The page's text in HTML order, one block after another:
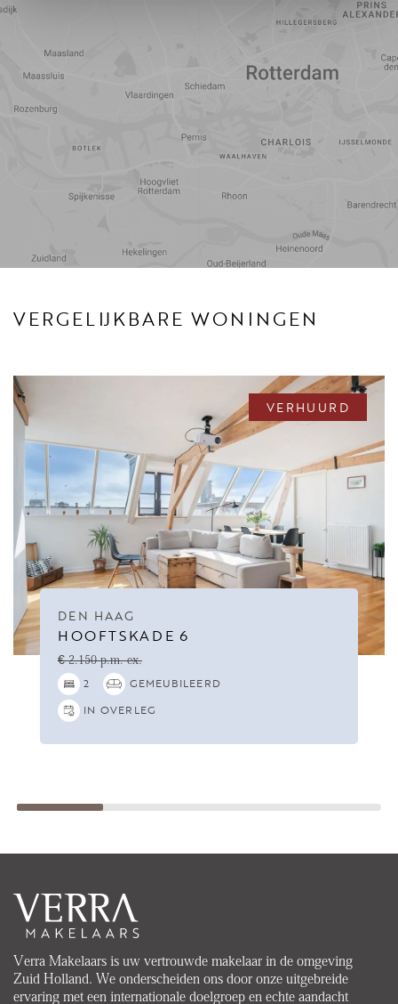
Voorzieningen
VERGELIJKBARE WONINGEN
VERHUURD
DEN HAAG
HOOFTSKADE 6
€ 2.150 p.m. ex.
2
GEMEUBILEERD
IN OVERLEG
Verra Makelaars is uw vertrouwde makelaar in de omgeving
Zuid Holland. We onderscheiden ons door onze uitgebreide
ervaring met een internationale doelgroep en echte aandacht